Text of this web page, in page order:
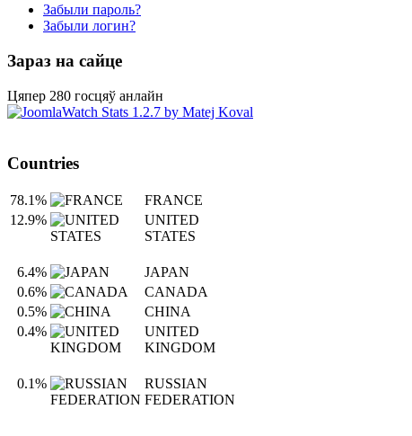
Забыли пароль?
Забыли логин?
Зараз на сайце
Цяпер 280 госцяў анлайн
Countries
78.1%
FRANCE
12.9%
UNITED
STATES
6.4%
JAPAN
0.6%
CANADA
0.5%
CHINA
0.4%
UNITED
KINGDOM
0.1%
RUSSIAN
FEDERATION